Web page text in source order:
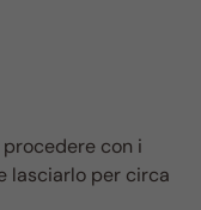
con i
lasciarlo per circa